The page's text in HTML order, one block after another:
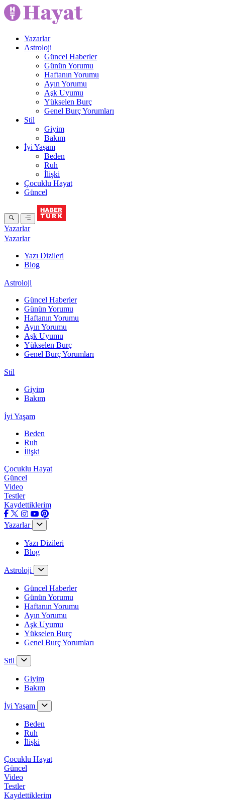
Yazarlar
Astroloji
Güncel Haberler
Günün Yorumu
Haftanın Yorumu
Ayın Yorumu
Aşk Uyumu
Yükselen Burç
Genel Burç Yorumları
Stil
Giyim
Bakım
İyi Yaşam
Beden
Ruh
İlişki
Çocuklu Hayat
Güncel
Yazarlar
Yazarlar
Yazı Dizileri
Blog
Astroloji
Güncel Haberler
Günün Yorumu
Haftanın Yorumu
Ayın Yorumu
Aşk Uyumu
Yükselen Burç
Genel Burç Yorumları
Stil
Giyim
Bakım
İyi Yaşam
Beden
Ruh
İlişki
Çocuklu Hayat
Güncel
Video
Testler
Kaydettiklerim
Yazarlar
Yazı Dizileri
Blog
Astroloji
Güncel Haberler
Günün Yorumu
Haftanın Yorumu
Ayın Yorumu
Aşk Uyumu
Yükselen Burç
Genel Burç Yorumları
Stil
Giyim
Bakım
İyi Yaşam
Beden
Ruh
İlişki
Çocuklu Hayat
Güncel
Video
Testler
Kaydettiklerim